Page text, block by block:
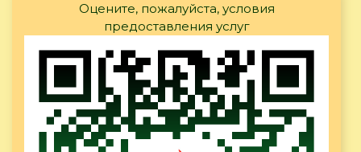
Оцените, пожалуйста, условия
предоставления услуг